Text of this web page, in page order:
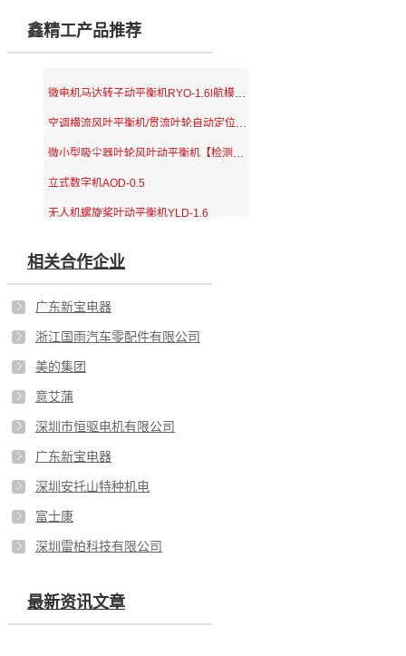
鑫精工产品推荐
微电机马达转子动平衡机RYQ-1.6|航模电机外转子平衡机
空调横流风叶平衡机/贯流叶轮自动定位平衡机
微小型吸尘器叶轮风叶动平衡机【检测准速度快】
立式数字机AQD-0.5
无人机螺旋桨叶动平衡机YLD-1.6
相关合作企业
广东新宝电器
浙江国雨汽车零配件有限公司
美的集团
意艾蒲
深圳市恒驱电机有限公司
广东新宝电器
深圳安托山特种机电
富士康
深圳雷柏科技有限公司
最新资讯文章